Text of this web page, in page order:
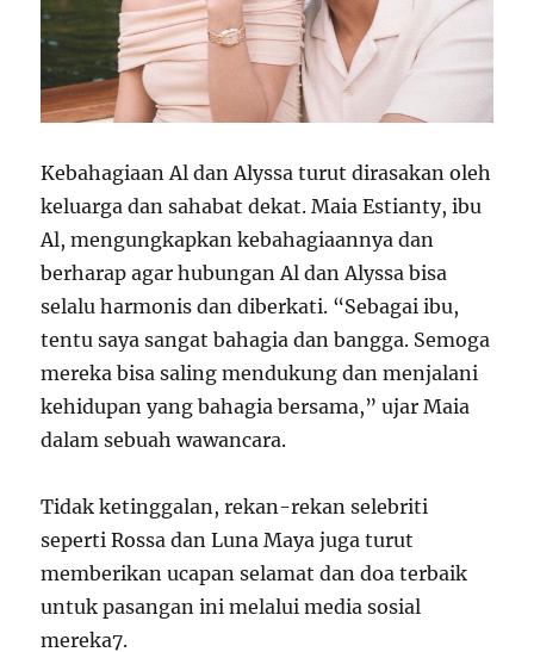
Kebahagiaan Al dan Alyssa turut dirasakan oleh
keluarga dan sahabat dekat. Maia Estianty, ibu
Al, mengungkapkan kebahagiaannya dan
berharap agar hubungan Al dan Alyssa bisa
selalu harmonis dan diberkati. “Sebagai ibu,
tentu saya sangat bahagia dan bangga. Semoga
mereka bisa saling mendukung dan menjalani
kehidupan yang bahagia bersama,” ujar Maia
dalam sebuah wawancara.
Tidak ketinggalan, rekan-rekan selebriti
seperti Rossa dan Luna Maya juga turut
memberikan ucapan selamat dan doa terbaik
untuk pasangan ini melalui media sosial
mereka7.